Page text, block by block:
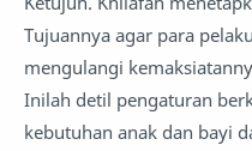
Tujuannya agar para
mengulangi
Inilah detil pengaturan
kebutuhan anak dan bayi